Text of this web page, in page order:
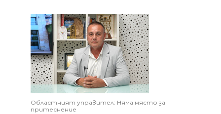
Областният управител: Няма място за
притеснение